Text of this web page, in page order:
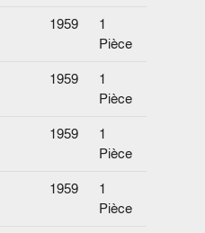
1959
1
Pièce
1959
1
Pièce
1959
1
Pièce
1959
1
Pièce